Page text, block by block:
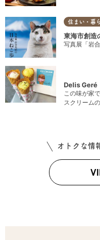
住まい・暮
東海市創造
写真展「岩
Delis Geré
この味が家
スクリーム
オトクな情